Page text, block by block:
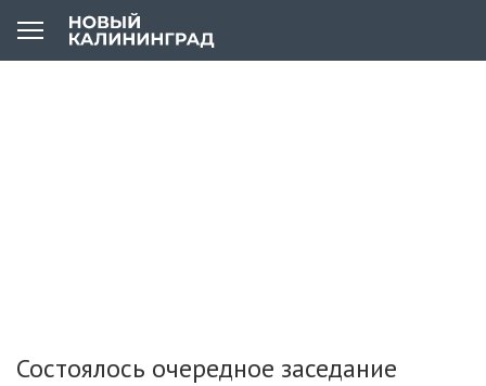
Состоялось очередное заседание